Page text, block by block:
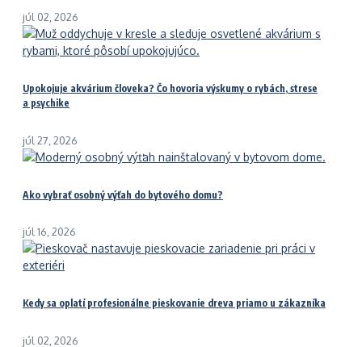
júl 02, 2026
Upokojuje akvárium človeka? Čo hovoria výskumy o rybách, strese
a psychike
júl 27, 2026
Ako vybrať osobný výťah do bytového domu?
júl 16, 2026
Kedy sa oplatí profesionálne pieskovanie dreva priamo u zákazníka
júl 02, 2026